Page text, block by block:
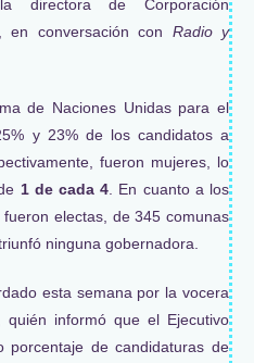
de Corporación
en conversación con Radio y
de Naciones Unidas para el
y 23% de los candidatos a
fueron mujeres, lo
1 de cada 4 . En cuanto a los
electas, de 345 comunas
ninguna gobernadora.
esta semana por la vocera
, quién informó que el Ejecutivo
de candidaturas de